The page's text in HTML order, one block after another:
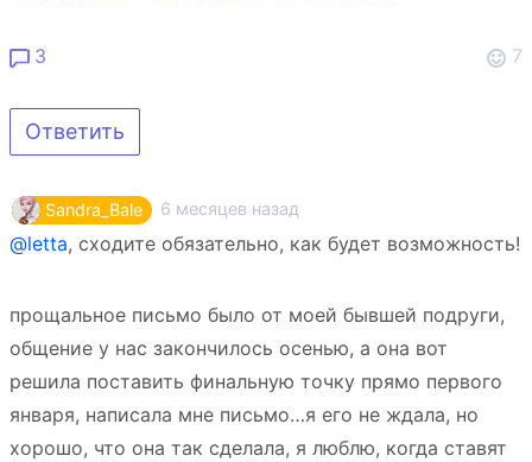
3 7
Ответить
Sandra_Bale 6 месяцев назад
@letta, сходите обязательно, как будет возможность!
прощальное письмо было от моей бывшей подруги,
общение у нас закончилось осенью, а она вот
решила поставить финальную точку прямо первого
января, написала мне письмо…я его не ждала, но
хорошо, что она так сделала, я люблю, когда ставят